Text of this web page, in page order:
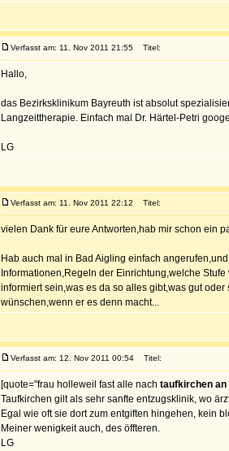
Verfasst am: 11. Nov 2011 21:55 Titel:
Hallo,
das Bezirksklinikum Bayreuth ist absolut
Langzeittherapie. Einfach mal Dr. Härtel-Petri
LG
Verfasst am: 11. Nov 2011 22:12 Titel:
vielen Dank für eure Antworten,hab mir schon ein
Hab auch mal in Bad Aigling einfach
Informationen,Regeln der Einrichtung,welche
informiert sein,was es da so alles gibt,was gut
wünschen,wenn er es denn macht...
Verfasst am: 12. Nov 2011 00:54 Titel:
[quote="frau holleweil fast alle nach taufkirchen
Taufkirchen gilt als sehr sanfte entzugsklinik, wo
Egal wie oft sie dort zum entgiften hingehen, kein
Meiner wenigkeit auch, des öffteren.
LG